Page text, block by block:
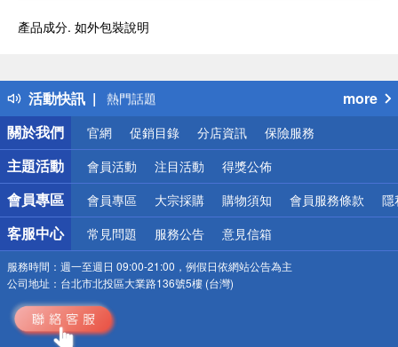
產品成分. 如外包裝說明
活動快訊
得獎公告
熱門話題
銀行優惠
偏遠地區配送
詐騙網頁！請小心！
more
關於我們
官網 促銷目錄 分店資訊 保險服務
主題活動 會員活動 注目活動 得獎公佈
會員專區 會員專區 大宗採購 購物須知 會員服務條款 隱
客服中心 常見問題 服務公告 意見信箱
服務時間： 週一至週日 09:00-21:00，例假日依網站公告為主
公司地址： 台北市北投區大業路136號5樓 (台灣)